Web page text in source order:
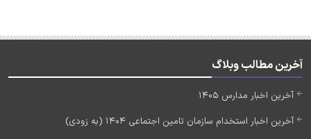
آخرین مطالب وبلاگ
آخرین اخبار مدارس 1405
آخرین اخبار استخدام سازمان تامین اجتماعی 1404 (به زودی)